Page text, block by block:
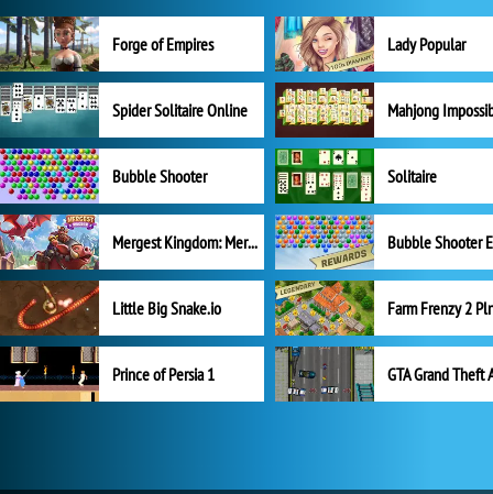
Forge of Empires Lady Popular
Spider Solitaire Online Mahjong
Bubble Shooter Solitaire
Mergest Kingdom: Merge Puzzle
Little Big Snake.io
Prince of Persia 1 GTA Grand Theft